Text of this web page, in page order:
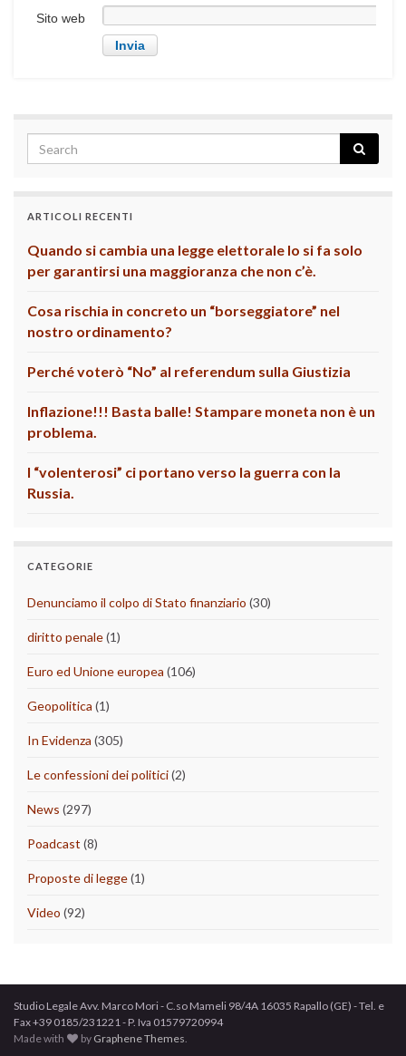
Sito web
ARTICOLI RECENTI
Quando si cambia una legge elettorale lo si fa solo
per garantirsi una maggioranza che non c’è.
Cosa rischia in concreto un “borseggiatore” nel
nostro ordinamento?
Perché voterò “No” al referendum sulla Giustizia
Inflazione!!! Basta balle! Stampare moneta non è un
problema.
I “volenterosi” ci portano verso la guerra con la
Russia.
CATEGORIE
Denunciamo il colpo di Stato finanziario (30)
diritto penale(1)
Euro ed Unione europea (106)
Geopolitica (1)
In Evidenza (305)
Le confessioni dei politici(2)
News (297)
Poadcast (8)
Proposte di legge(1)
Video (92)
Studio Legale Avv. Marco Mori - C.so Mameli 98/4A 16035 Rapallo (GE) - Tel. e
Fax +39 0185/231221 - P. Iva 01579720994
Made with
by Graphene Themes.